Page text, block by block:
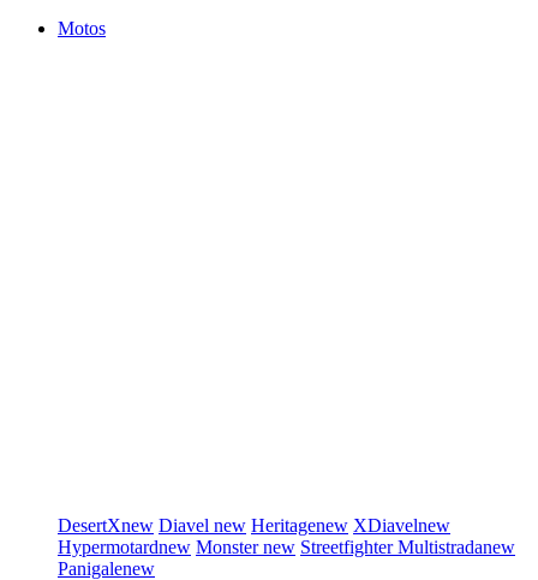
Motos
DesertXnew Diavel new Heritagenew XDiavelnew
Hypermotardnew Monsternew StreetfighterMultistradanew
Panigalenew